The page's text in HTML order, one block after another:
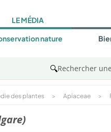
LE MÉDIA
nature
🔍Rechercher
des plantes > Apiaceae >